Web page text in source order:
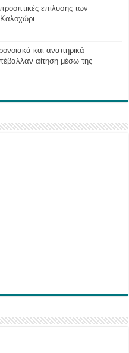
επίλυσης των
και αναπηρικά
αίτηση μέσω της